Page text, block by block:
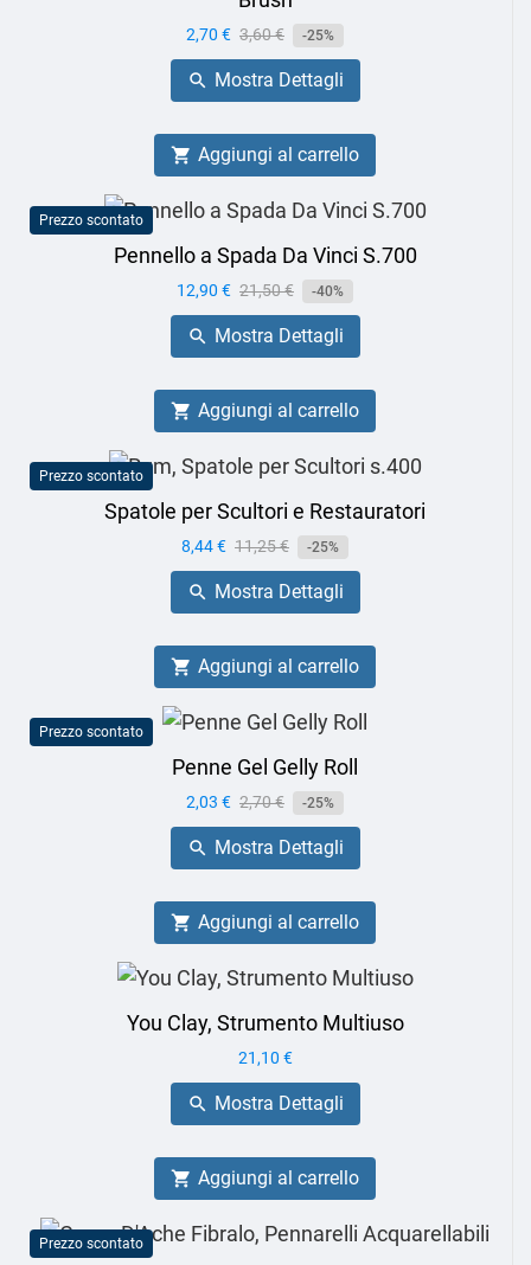
Prezzo
2,70 € Prezzo
base
3,60 € -25%
 Mostra Dettagli
 Aggiungi al carrello
Prezzo scontato
Pennello a Spada Da Vinci S.700
Prezzo
12,90 € Prezzo
base
21,50 € -40%
 Mostra Dettagli
 Aggiungi al carrello
Prezzo scontato
Spatole per Scultori e Restauratori
Prezzo
8,44 € Prezzo
base
11,25 € -25%
 Mostra Dettagli
 Aggiungi al carrello
Prezzo scontato
Penne Gel Gelly Roll
Prezzo
2,03 € Prezzo
base
2,70 € -25%
 Mostra Dettagli
 Aggiungi al carrello
You Clay, Strumento Multiuso
Prezzo
21,10 €
 Mostra Dettagli
 Aggiungi al carrello
Prezzo scontato